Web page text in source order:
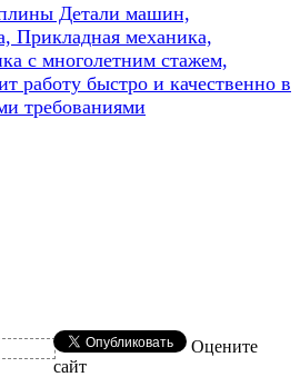
Детали машин,
Прикладная механика,
с многолетним стажем,
работу быстро и качественно в
требованиями
Оцените
сайт